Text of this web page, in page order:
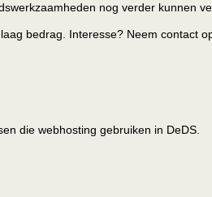
nog verder kunnen
bedrag. Interesse? Neem contact
die webhosting gebruiken in DeDS.